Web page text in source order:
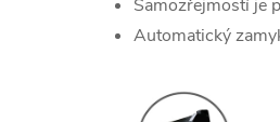
Samozřejmostí je
Automatický